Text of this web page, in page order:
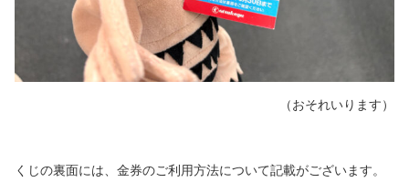
（おそれいります）
くじの裏面には、金券のご利用方法について記載がございます。